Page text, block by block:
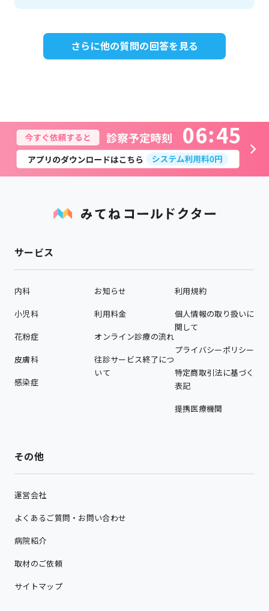
さらに他の質問の回答を見る
06 45
サービス
内科
小児科
花粉症
皮膚科
感染症
お知らせ
利用料金
オンライン診療の流れ
往診サービス終了につ
いて
利用規約
個人情報の取り扱いに
関して
プライバシーポリシー
特定商取引法に基づく
表記
提携医療機関
その他
運営会社
よくあるご質問・お問い合わせ
病院紹介
取材のご依頼
サイトマップ